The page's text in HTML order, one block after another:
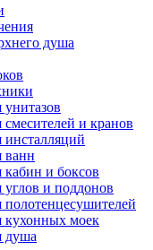
душа
и кранов
ванн
и боксов
и поддонов
моек
душа